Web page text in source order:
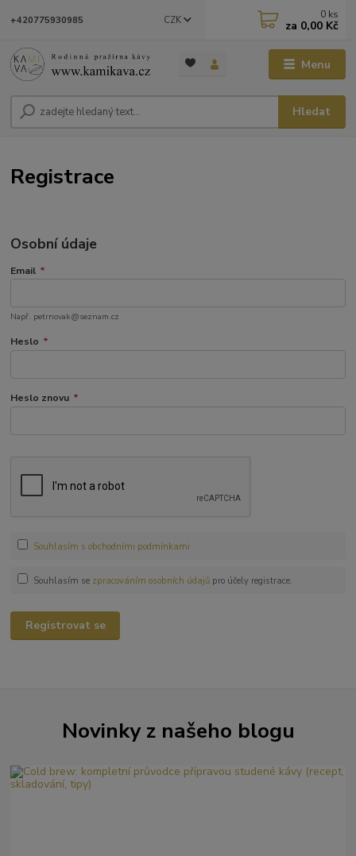
Menu
CZK
Hledat
+420775930985 0 ks
za 0,00 Kč
Registrace
Osobní údaje
Email *
Např. petrnovak@seznam.cz
Heslo *
Heslo znovu *
Souhlasím s obchodními podmínkami
Souhlasím se zpracováním osobních údajůpro účely registrace.
Registrovat se
Novinky z našeho blogu